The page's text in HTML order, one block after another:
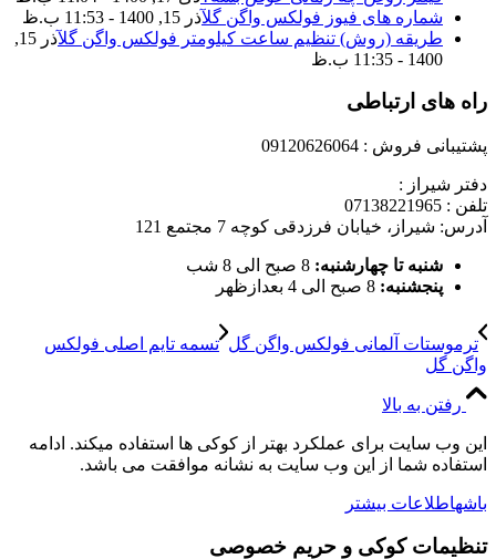
شماره های فیوز فولکس واگن گلآذر 15, 1400 - 11:53 ب.ظ
طریقه (روش) تنظیم ساعت کیلومتر فولکس واگن گل
آذر 15,
1400 - 11:35 ب.ظ
راه های ارتباطی
پشتیبانی فروش : 09120626064
دفتر شیراز :
تلفن : 07138221965
آدرس: شیراز، خیابان فرزدقی کوچه 7 مجتمع 121
شنبه تا چهارشنبه: 8 صبح الی 8 شب
پنجشنبه: 8 صبح الی 4 بعدازظهر
ترموستات آلمانی فولکس واگن گل تسمه تایم اصلی فولکس
واگن گل
رفتن به بالا
این وب سایت برای عملکرد بهتر از کوکی ها استفاده میکند. ادامه
استفاده شما از این وب سایت به نشانه موافقت می باشد.
باشهاطلاعات بیشتر
تنظیمات کوکی و حریم خصوصی